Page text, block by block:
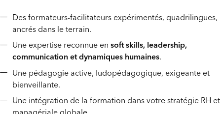
Des formateurs-facilitateurs expérimentés, quadrilingues,
ancrés dans le terrain.
Une expertise reconnue en soft skills, leadership,
communication et dynamiques humaines.
Une pédagogie active, ludopédagogique, exigeante et
bienveillante.
Une intégration de la formation dans votre stratégie RH et
managériale globale.